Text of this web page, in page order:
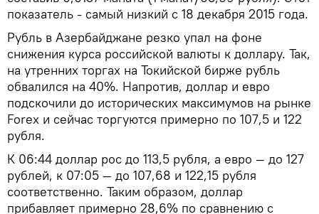
показатель - самый низкий с 18 декабря 2015 года.
Рубль в Азербайджане резко упал на фоне
снижения курса российской валюты к доллару. Так,
на утренних торгах на Токийской бирже рубль
обвалился на 40%. Напротив, доллар и евро
подскочили до исторических максимумов на рынке
Forex и сейчас торгуются примерно по 107,5 и 122
рубля.
К 06:44 доллар рос до 113,5 рубля, а евро — до 127
рублей, к 07:05 — до 107,68 и 122,15 рубля
соответственно. Таким образом, доллар
прибавляет примерно 28,6% по сравнению с